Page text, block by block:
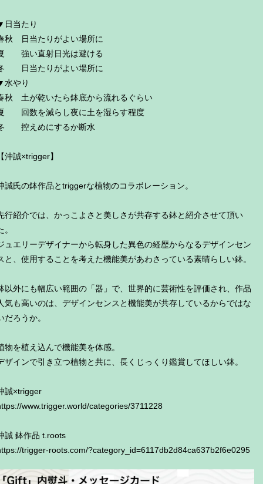
日当たり
秋 日当たりがよい場所に
強い直射日光は避ける
日当たりがよい場所に
水やり
秋 土が乾いたら鉢底から流れるぐらい
回数を減らし夜に土を湿らす程度
控えめにするか断水
【沖誠×trigger】
誠氏の鉢作品とtriggerな植物のコラボレーション。
行紹介では、かっこよさと美しさが共存する鉢と紹介させて頂い
。
ュエリーデザイナーから転身した異色の経歴からなるデザインセン
と、使用することを考えた機能美があわさっている素晴らしい鉢。
以外にも幅広い範囲の「器」で、世界的に芸術性を評価され、作品
気も高いのは、デザインセンスと機能美が共存しているからではな
だろうか。
物を植え込んで機能美を体感。
ザインで引き立つ植物と共に、長くじっくり鑑賞してほしい鉢。
誠×trigger
www.trigger.world/categories/3711228
誠 鉢作品 t.roots
trigger-roots.com/?category_id=6117db2d84ca637b2f6e0295